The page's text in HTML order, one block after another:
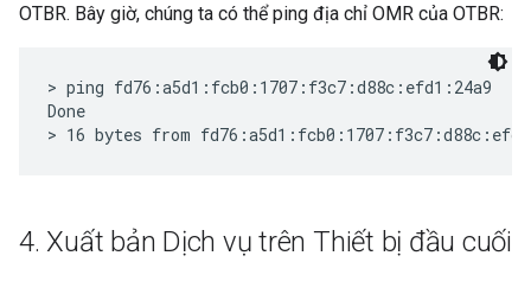
OTBR. Bây giờ, chúng ta có thể ping địa chỉ OMR của OTBR:
> ping fd76:a5d1:fcb0:1707:f3c7:d88c:efd1:24a9
Done
4. Xuất bản Dịch vụ trên Thiết bị đầu cuối